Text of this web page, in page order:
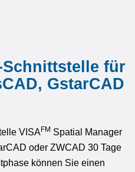
für
GstarCAD
VISAFM Spatial Manager
oder ZWCAD 30 Tage
können Sie einen